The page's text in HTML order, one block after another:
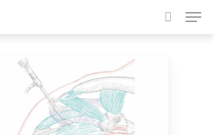
ou ESC para fechar